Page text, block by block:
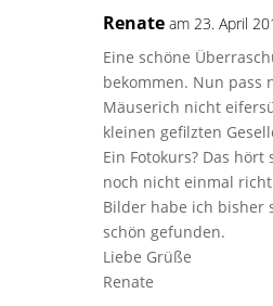
Renate am 23. April
Eine schöne
bekommen. Nun pass
Mäuserich nicht
kleinen gefilzten
Ein Fotokurs? Das
noch nicht einmal
Bilder habe ich bisher
schön gefunden.
Liebe Grüße
Renate